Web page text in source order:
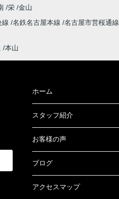
栄 金山
線 名鉄名古屋本線 名古屋市営桜通線
本山
ホーム
スタッフ紹介
お客様の声
ブログ
アクセスマップ